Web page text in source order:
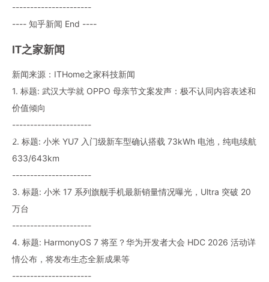
----------------------
---- 知乎新闻 End ----
IT之家新闻
新闻来源：ITHome之家科技新闻
1. 标题: 武汉大学就 OPPO 母亲节文案发声：极不认同内容表述和
价值倾向
----------------------
2. 标题: 小米 YU7 入门级新车型确认搭载 73kWh 电池，纯电续航
633/643km
----------------------
3. 标题: 小米 17 系列旗舰手机最新销量情况曝光，Ultra 突破 20
万台
----------------------
4. 标题: HarmonyOS 7 将至？华为开发者大会 HDC 2026 活动详
情公布，将发布生态全新成果等
----------------------